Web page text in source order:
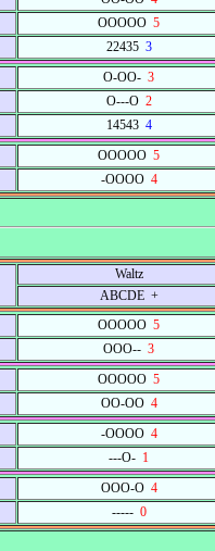
OOOOO 5
224353
O-OO- 3
O---O2
145434
OOOOO 5
-OOOO4
Waltz
ABCDE +
OOOOO 5
OOO-- 3
OOOOO 5
OO-OO4
-OOOO4
---O- 1
OOO-O4
-----0